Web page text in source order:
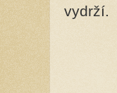
vydrží.